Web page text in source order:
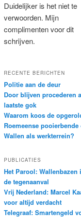
Duidelijker is het niet te
verwoorden. Mijn
complimenten voor dit
schrijven.
RECENTE BERICHTEN
Politie aan de deur
Door blijven procederen
laatste gok
Waarom koos de
Roemeense pooierbende
Wallen als werkterrein?
PUBLICATIES
Het Parool: Wallenbazen
de tegenaanval
Vrij Nederland: Marcel
voor altijd verdacht
Telegraaf: Smartengeld